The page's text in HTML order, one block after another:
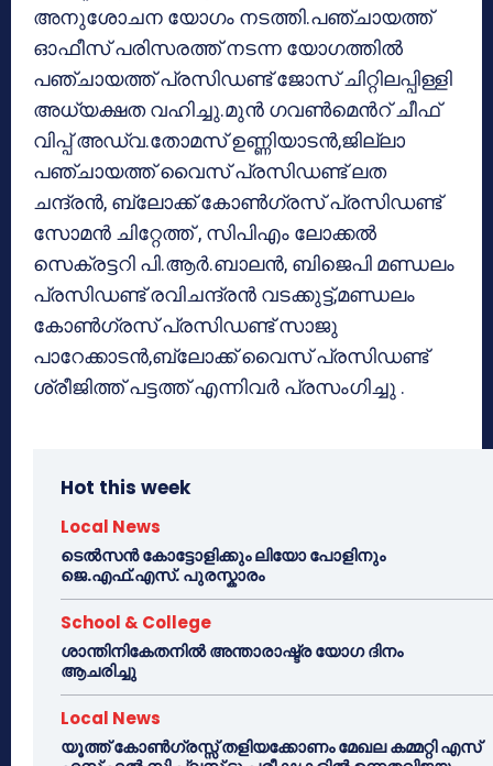
അനുശോചന യോഗം നടത്തി.പഞ്ചായത്ത്
ഓഫീസ് പരിസരത്ത് നടന്ന യോഗത്തിൽ
പഞ്ചായത്ത് പ്രസിഡണ്ട് ജോസ് ചിറ്റിലപ്പിള്ളി
അധ്യക്ഷത വഹിച്ചു.മുൻ ഗവൺമെൻറ് ചീഫ്
വിപ്പ് അഡ്വ.തോമസ് ഉണ്ണിയാടൻ,ജില്ലാ
പഞ്ചായത്ത് വൈസ് പ്രസിഡണ്ട് ലത
ചന്ദ്രൻ, ബ്ലോക്ക് കോൺഗ്രസ് പ്രസിഡണ്ട്
സോമൻ ചിറ്റേത്ത് , സിപിഎം ലോക്കൽ
സെക്രട്ടറി പി.ആർ.ബാലൻ, ബിജെപി മണ്ഡലം
പ്രസിഡണ്ട് രവിചന്ദ്രൻ വടക്കുട്ട്,മണ്ഡലം
കോൺഗ്രസ് പ്രസിഡണ്ട് സാജു
പാറേക്കാടൻ,ബ്ലോക്ക് വൈസ് പ്രസിഡണ്ട്
ശ്രീജിത്ത് പട്ടത്ത് എന്നിവർ പ്രസംഗിച്ചു .
Hot this week
Local News
ടെൽസൻ കോട്ടോളിക്കും ലിയോ പോളിനും
ജെ.എഫ്.എസ്. പുരസ്കാരം
School & College
ശാന്തിനികേതനിൽ അന്താരാഷ്ട്ര യോഗ ദിനം
ആചരിച്ചു
Local News
യൂത്ത് കോൺഗ്രസ്സ് തളിയക്കോണം മേഖല കമ്മറ്റി എസ്